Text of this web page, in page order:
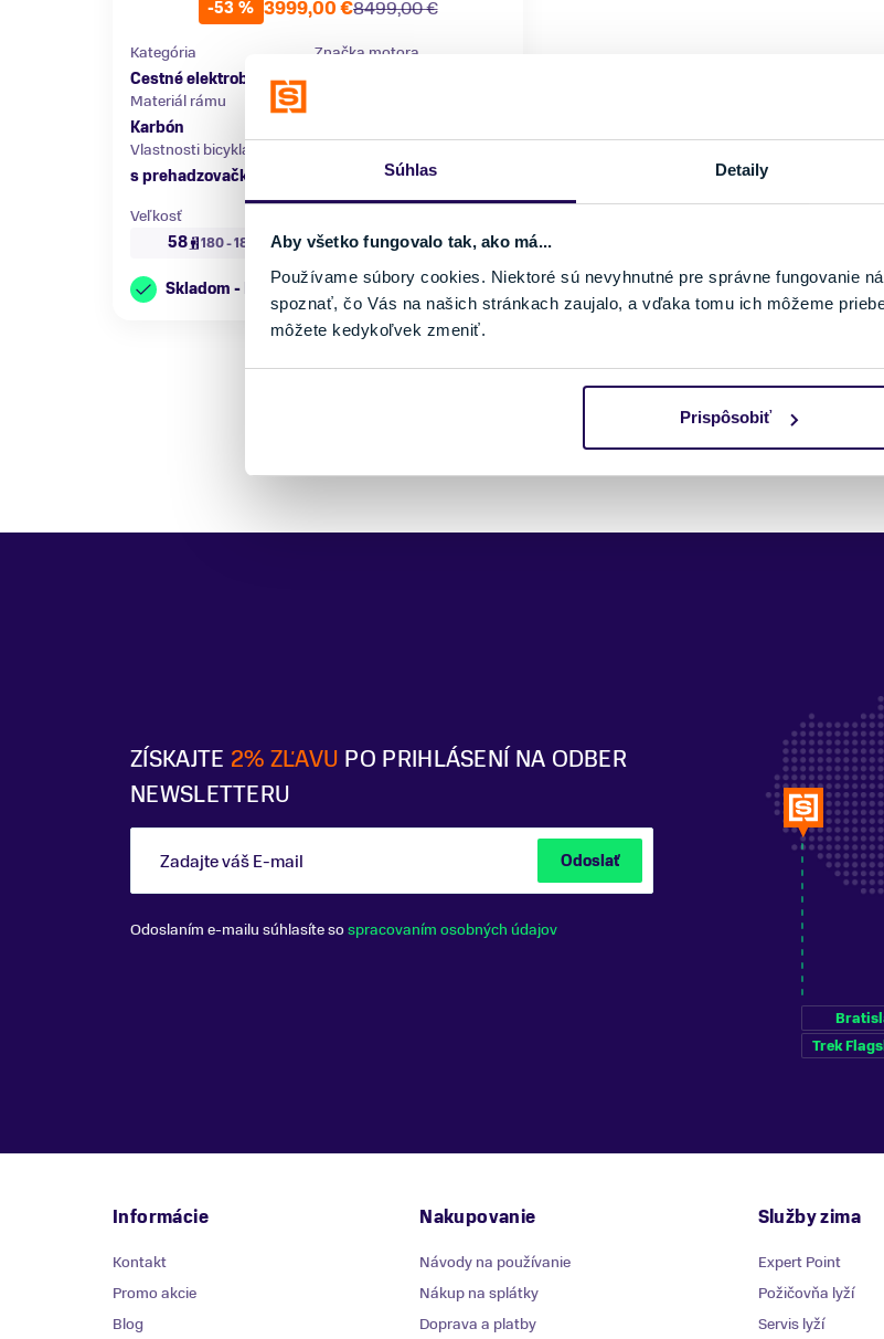
Súhlas Detaily
Aby všetko fungovalo tak, ako má...
Používame súbory cookies. Niektoré sú nevyhnutné pre správne fungovanie
spoznať, čo Vás na našich stránkach zaujalo, a vďaka tomu ich môžeme
môžete kedykoľvek zmeniť.
Prispôsobiť
-53 %
8499,00 €
3999,00 €
Kategória
Cestné elektrobicykle
Značka motora
Materiál rámu
Karbón
Vlastnosti bicykla
s prehadzovačkou
do 100 kg
Veľkosť
58
180 - 185 cm
Skladom - Ihneď k odberu
Pozreli ste si 1 z 1 produktov.
ZÍSKAJTE 2% ZĽAVU PO PRIHLÁSENÍ NA ODBER
NEWSLETTERU
Zadajte váš E-mail Odoslať
Odoslaním e-mailu súhlasíte sospracovaním osobných údajov
Trek
Informácie
Kontakt
Promo akcie
Blog
Nakupovanie
Návody na používanie
Nákup na splátky
Doprava a platby
Služby zima
Expert Point
Požičovňa lyží
Servis lyží